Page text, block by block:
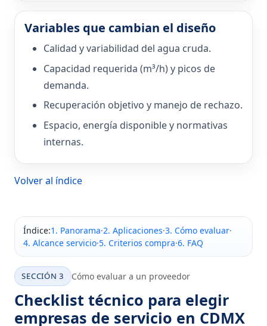
Variables que cambian el diseño
Calidad y variabilidad del agua cruda.
Capacidad requerida (m³/h) y picos de
demanda.
Recuperación objetivo y manejo de rechazo.
Espacio, energía disponible y normativas
internas.
Volver al índice
Índice:1. Panorama·2. Aplicaciones·3. Cómo evaluar·
4. Alcance servicio·5. Criterios compra·6. FAQ
SECCIÓN 3 Cómo evaluar a un proveedor
Checklist técnico para elegir
empresas de servicio en CDMX